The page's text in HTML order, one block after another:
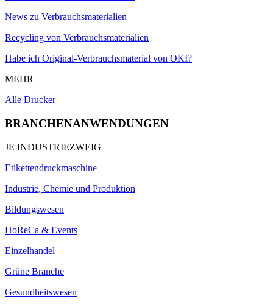
News zu Verbrauchsmaterialien
Recycling von Verbrauchsmaterialien
Habe ich Original-Verbrauchsmaterial von OKI?
MEHR
Alle Drucker
BRANCHENANWENDUNGEN
JE INDUSTRIEZWEIG
Etikettendruckmaschine
Industrie, Chemie und Produktion
Bildungswesen
HoReCa & Events
Einzelhandel
Grüne Branche
Gesundheitswesen